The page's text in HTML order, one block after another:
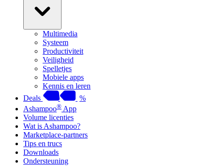
Multimedia
Systeem
Productiviteit
Veiligheid
Spelletjes
Mobiele apps
Kennis en leren
Deals
%
Ashampoo® App
Volume licenties
Wat is Ashampoo?
Marketplace-partners
Tips en trucs
Downloads
Ondersteuning